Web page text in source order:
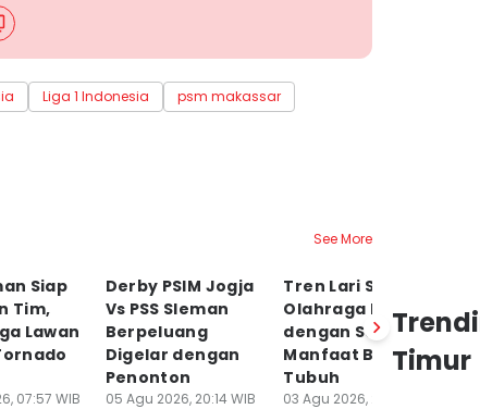
Liga 1 Indonesia
psm makassar
See More
Siap
Tim,
Lawan
07:57 WIB
Derby PSIM Jogja
Vs PSS Sleman
Berpeluang
Digelar dengan
Penonton
05 Agu 2026, 20:14 WIB
Tren Lari Santai,
Olahraga Murah
dengan Segudang
Manfaat Bagi
Tubuh
03 Agu 2026, 20:40 WIB
Timur